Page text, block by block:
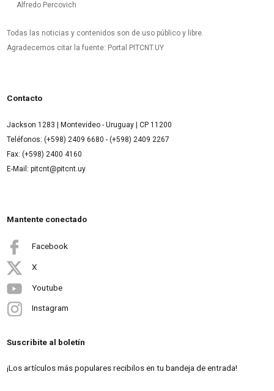
Alfredo Percovich
Todas las noticias y contenidos son de uso público y libre.
Agradecemos citar la fuente: Portal PITCNT.UY
Contacto
Jackson 1283 | Montevideo - Uruguay | CP 11200
Teléfonos: (+598) 2409 6680 - (+598) 2409 2267
Fax: (+598) 2400 4160
E-Mail: pitcnt@pitcnt.uy
Mantente conectado
Facebook
X
Youtube
Instagram
Suscribite al boletín
¡Los artículos más populares recibilos en tu bandeja de entrada!